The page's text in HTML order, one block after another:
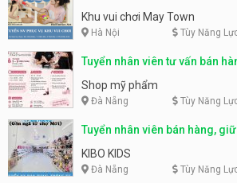
động
Khu vui chơi May Town
Hà Nội Tùy Năng
Tuyển nhân viên tư vấn bán
Shop mỹ phẩm
Đà Nẵng Tùy Năng
Tuyển nhân viên bán hàng,
KIBO KIDS
Đà Nẵng Tùy Năng